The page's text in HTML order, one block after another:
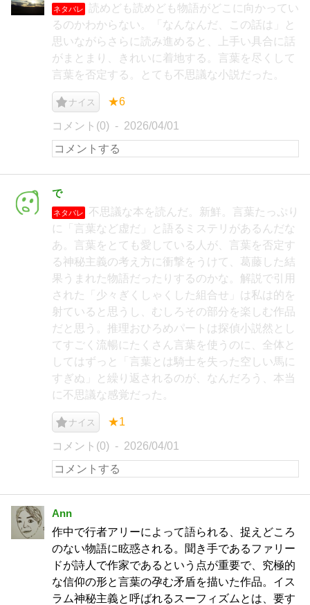
ネタバレ
読めども読めども物語がどこに向かってい
るのかわからない。「なんなんだ、この話は」と
思いながらさらに読み進めると、上手い具合に話
がまとまり、きれいに着地する。言葉を尽くして
言葉を否定する。とても不思議な小説だった。
ナイス ★6
コメント(0) 2026/04/01
で
ネタバレ
不思議な本を読んだ。新鮮。言葉たっぷり
に「言葉など虚だ」と語るミステリがあるんだな
あ。言葉をとても愛している人が、言葉を否定す
る神秘主義の考え方に衝撃をうけて、葛藤した結
果うまれた物語だったりするのかな。解説で引用
された「少々ぎくしゃくした組合せ」は私は的を
射ていると思うし、むしろその部分を楽しむ作品
だと思う。推理おひろめパートは探偵小説然とし
てすごく流暢にたくさん言葉を使うのに、全体と
してはずっと「言葉とは騎士を失った空しい馬に
すぎぬ」と繰り返されるのが、なんだろう、本当
に不思議な感覚だった。
ナイス ★1
コメント(0) 2026/04/01
Ann
作中で行者アリーによって語られる、捉えどころ
のない物語に眩惑される。聞き手であるファリー
ドが詩人で作家であるという点が重要で、究極的
な信仰の形と言葉の孕む矛盾を描いた作品。イス
ラム神秘主義と呼ばれるスーフィズムとは、要す